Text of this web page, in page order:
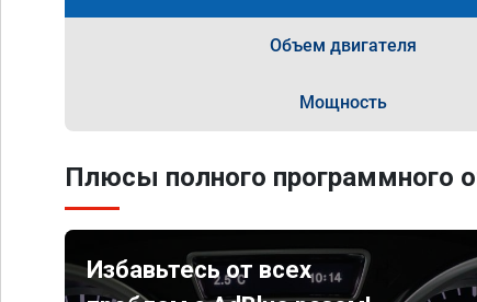
Объем двигателя
Мощность
Плюсы полного программного
Избавьтесь от всех